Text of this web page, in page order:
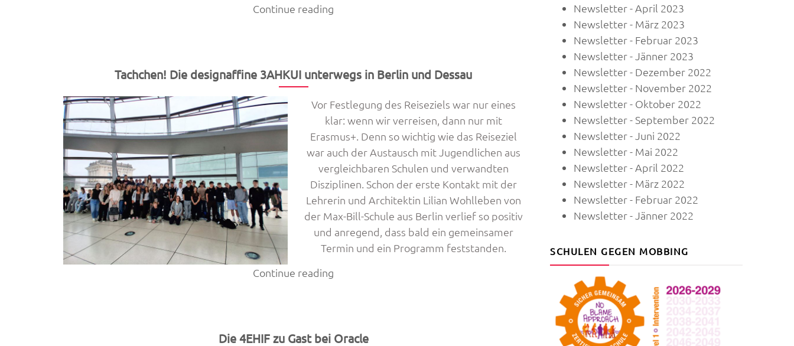
Continue reading
5AKKUI“
Tachchen! Die designaffine 3AHKUI unterwegs in Berlin und Dessau
Vor Festlegung des Reiseziels war nur eines
klar: wenn wir verreisen, dann nur mit
Erasmus+. Denn so wichtig wie das Reiseziel
war auch der Austausch mit Jugendlichen aus
vergleichbaren Schulen und verwandten
Disziplinen. Schon der erste Kontakt mit der
Lehrerin und Architektin Lilian Wohlleben von
der Max-Bill-Schule aus Berlin verlief so positiv
und anregend, dass bald ein gemeinsamer
Termin und ein Programm feststanden.
Continue reading
unterwegs
Die 4EHIF zu Gast bei Oracle
Newsletter - April 2023
Newsletter - März 2023
Newsletter - Februar 2023
Newsletter - Jänner 2023
Newsletter - Dezember 2022
Newsletter - November 2022
Newsletter - Oktober 2022
Newsletter - September 2022
Newsletter - Juni 2022
Newsletter - Mai 2022
Newsletter - April 2022
Newsletter - März 2022
Newsletter - Februar 2022
Newsletter - Jänner 2022
SCHULEN GEGEN MOBBING